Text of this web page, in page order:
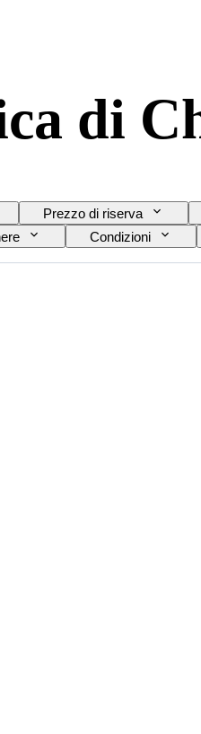
di
Prezzo di riserva
Condizioni